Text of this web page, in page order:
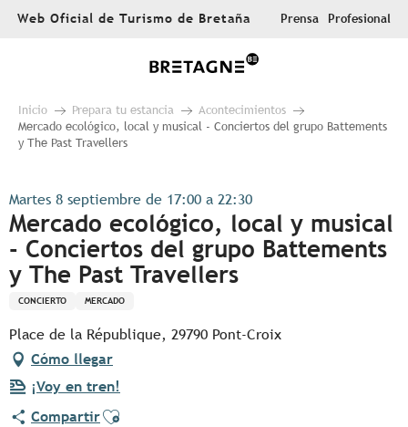
AllerWeb Oficial de Turismo de Bretaña Prensa Profesional
Inicio Prepara tu estancia
Acontecimientos
Mercado ecológico, local y musical - Conciertos del grupo Battements
y The Past Travellers
Martes 8 septiembre de 17:00 a 22:30
Mercado ecológico, local y musical
- Conciertos del grupo Battements
y The Past Travellers
CONCIERTO MERCADO
Place de la République, 29790 Pont-Croix
Cómo llegar
¡Voy en tren!
CompartirAjouter aux favoris